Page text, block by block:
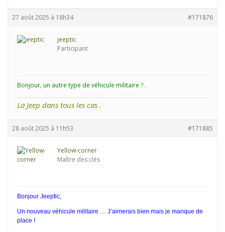
27 août 2025 à 18h34 #171876
jeeptic
Participant
Bonjour, un autre type de véhicule militaire ? .
La Jeep dans tous les cas .
28 août 2025 à 11h53 #171885
Yellow-corner
Maître des clés
Bonjour Jeeptic,
Un nouveau véhicule militaire … J’aimerais bien mais je manque de
place !